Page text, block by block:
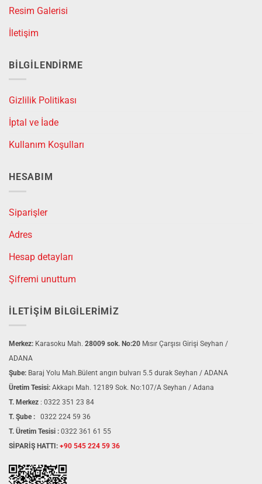
Resim Galerisi
İletişim
BILGILENDIRME
Gizlilik Politikası
İptal ve İade
Kullanım Koşulları
HESABIM
Siparişler
Adres
Hesap detayları
Şifremi unuttum
İLETIŞIM BILGILERIMIZ
Merkez: Karasoku Mah. 28009 sok. No:20 Mısır Çarşısı Girişi Seyhan /
ADANA
Şube: Baraj Yolu Mah.Bülent angın bulvarı 5.5 durak Seyhan / ADANA
Üretim Tesisi: Akkapı Mah. 12189 Sok. No:107/A Seyhan / Adana
T. Merkez : 0322 351 23 84
T. Şube :
0322 224 59 36
T. Üretim Tesisi : 0322 361 61 55
SİPARİŞ HATTI: +90 545 224 59 36